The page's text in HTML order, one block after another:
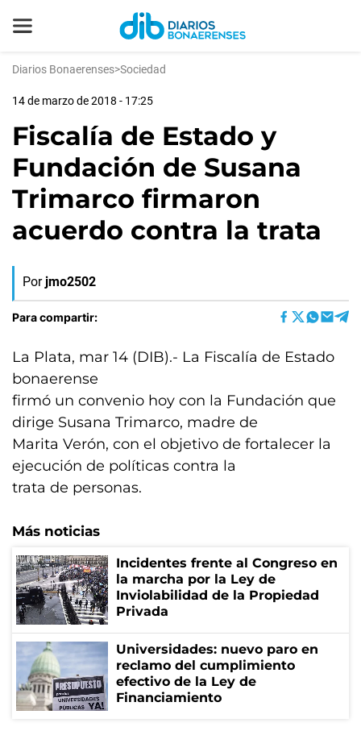
Diarios Bonaerenses>Sociedad
14 de marzo de 2018 - 17:25
Fiscalía de Estado y
Fundación de Susana
Trimarco firmaron
acuerdo contra la trata
Por jmo2502
Para compartir:
La Plata, mar 14 (DIB).- La Fiscalía de Estado
bonaerense
firmó un convenio hoy con la Fundación que
dirige Susana Trimarco, madre de
Marita Verón, con el objetivo de fortalecer la
ejecución de políticas contra la
trata de personas.
Más noticias
Incidentes frente al Congreso en
la marcha por la Ley de
Inviolabilidad de la Propiedad
Privada
Universidades: nuevo paro en
reclamo del cumplimiento
efectivo de la Ley de
Financiamiento